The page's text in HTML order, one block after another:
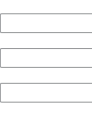
סנדרה דנינו